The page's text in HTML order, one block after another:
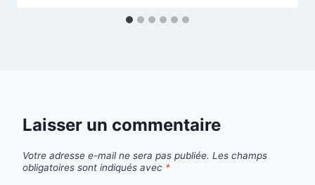
Laisser un commentaire
Votre adresse e-mail ne sera pas publiée. Les champs
obligatoires sont indiqués avec *